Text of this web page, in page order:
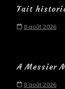
Fait
8 août 2026
A Messier
8 août 2026